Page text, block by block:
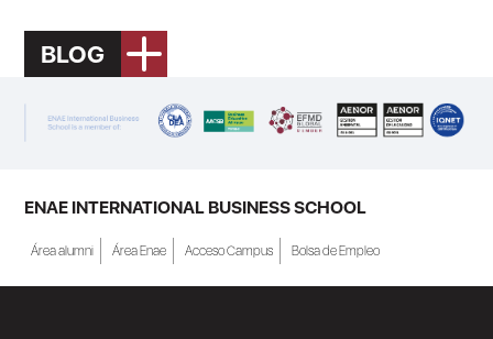
BLOG
ENAE INTERNATIONAL BUSINESS SCHOOL
Área alumni Área Enae Acceso Campus Bolsa de Empleo